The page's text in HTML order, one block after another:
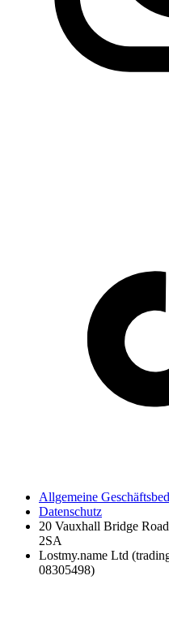
Allgemeine
Datenschutz
20 Vauxhall Bridge
2SA
Lostmy.name Ltd
08305498)